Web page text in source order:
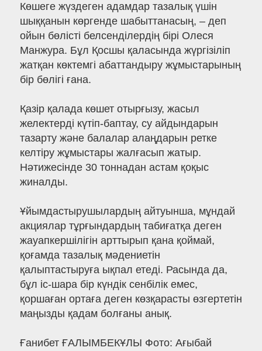
Көшеге жүздеген адамдар тазалық үшін
шыққанын көргенде шабыттанасың, – деп
ойын бөлісті белсенділердің бірі Олеся
Манжура. Бұл Қосшы қаласында жүргізіліп
жатқан көктемгі абаттандыру жұмыстарының
бір бөлігі ғана.
Қазір қалада көшет отырғызу, жасыл
желектерді күтіп-баптау, су айдындарын
тазарту және балалар алаңдарын ретке
келтіру жұмыстары жалғасып жатыр.
Нәтижесінде 30 тоннадан астам қоқыс
жиналды.
Ұйымдастырушылардың айтуынша, мұндай
акциялар тұрғындардың табиғатқа деген
жауапкершілігін арттырып қана қоймай,
қоғамда тазалық мәдениетін
қалыптастыруға ықпал етеді. Расында да,
бұл іс-шара бір күндік сенбілік емес,
қоршаған ортаға деген көзқарасты өзгертетін
маңызды қадам болғаны анық.
Ғанибет ҒАЛЫМБЕКҰЛЫ Фото: Ағыбай